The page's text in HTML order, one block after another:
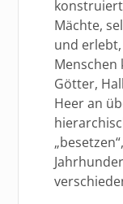
Mächte,
und
Götter,
Heer an